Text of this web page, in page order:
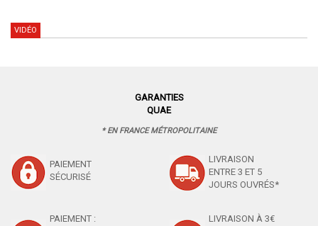
VIDÉO
GARANTIES
QUAE
* EN FRANCE MÉTROPOLITAINE
PAIEMENT
SÉCURISÉ
LIVRAISON
ENTRE 3 ET 5
JOURS OUVRÉS*
PAIEMENT : LIVRAISON À 3€